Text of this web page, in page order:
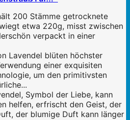
200 Stämme getrocknete
etwa 220g, misst zwischen
verpackt in einer
Lavendel blüten höchster
einer exquisiten
um den primitivsten
Symbol der Liebe, kann
helfen, erfrischt den Geist, der
der blumige Duft kann länger